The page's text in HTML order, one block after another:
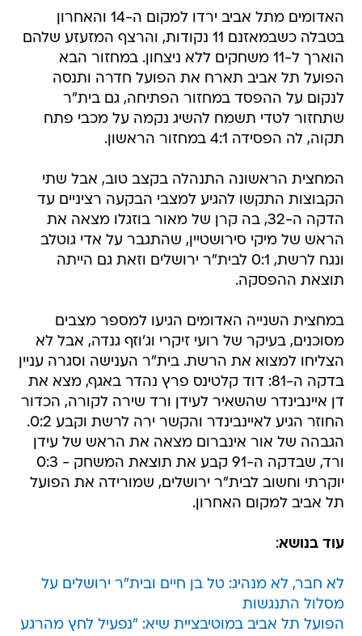
האדומים מתל אביב ירדו למקום ה-14 והאחרון
בטבלה כשבמאזנם 11 נקודות, והרצף המזעזע שלהם
הוארך ל-11 משחקים ללא ניצחון. במחזור הבא
הפועל תל אביב תארח את הפועל חדרה ותנסה
לנקום על ההפסד במחזור הפתיחה, גם בית"ר
שתחזור לטדי תשמח להשיג נקמה על מכבי פתח
תקוה, לה הפסידה 4:1 במחזור הראשון.
המחצית הראשונה התנהלה בקצב טוב, אבל שתי
הקבוצות התקשו להגיע למצבי הבקעה רציניים עד
הדקה ה-32, בה קרן של מאור בוזגלו מצאה את
הראש של מיקי סירושטיין, שהתגבר על אדי גוטלב
ונגח לרשת, 0:1 לבית"ר ירושלים וזאת גם הייתה
תוצאת ההפסקה.
במחצית השנייה האדומים הגיעו למספר מצבים
מסוכנים, בעיקר של רועי זיקרי וג'וזף גנדה, אבל לא
הצליחו למצוא את הרשת. בית"ר הענישה וסגרה עניין
בדקה ה-81: דוד קלטינס פרץ נהדר באגף, מצא את
דן איינבינדר שהשאיר לעידן ורד שירה לקורה, הכדור
החוזר הגיע לאיינבינדר והקשר ירה לרשת וקבע 0:2.
הגבהה של אור אינברום מצאה את הראש של עידן
ורד, שבדקה ה-91 קבע את תוצאת המשחק - 0:3
יוקרתי וחשוב לבית"ר ירושלים, שמורידה את הפועל
תל אביב למקום האחרון.
עוד בנושא:
לא חבר, לא מנהיג: טל בן חיים ובית"ר ירושלים על
מסלול התנגשות
הפועל תל אביב במוטיבציית שיא: "נפעיל לחץ מהרגע